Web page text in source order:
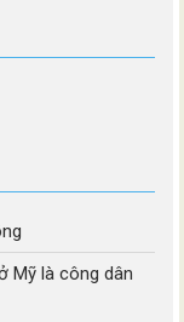
Mỹ là công dân